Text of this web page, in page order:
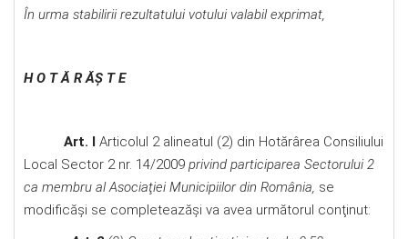
În urma stabilirii rezultatului votului valabil exprimat,
H O T Ă R ĂŞ T E
Art. I Articolul 2 alineatul (2) din Hotărârea Consiliului
Local Sector 2 nr. 14/2009 privind participarea Sectorului 2
ca membru al Asociaţiei Municipiilor din România, se
modificăşi se completeazăşi va avea următorul conţinut: